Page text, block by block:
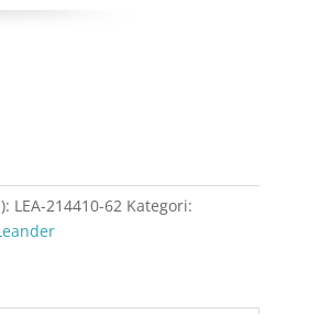
LEA-214410-62 Kategori: